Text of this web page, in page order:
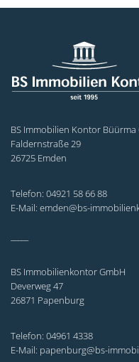
BS Immobilien Kontor Büürma
Faldernstraße 29
26725 Emden
Telefon: 04921 58 66 88
E-Mail: emden@bs-
BS Immobilienkontor GmbH
Deverweg 47
26871 Papenburg
Telefon: 04961 4338
E-Mail: papenburg@bs-